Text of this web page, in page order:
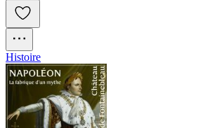
Histoire